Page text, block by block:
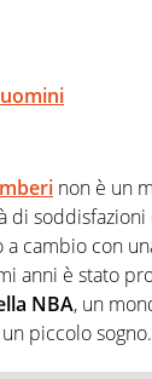
non è un
di
cambio con
anni è stato
NBA, un
piccolo sogno.